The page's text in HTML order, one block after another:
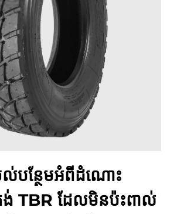
ល់បន្ថែមអំពីដំណោះ
TBR ដែលមិនប៉ះពាល់